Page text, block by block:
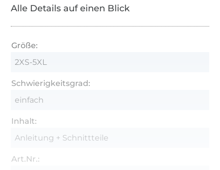
Alle Details auf einen Blick
Größe:
2XS-5XL
Schwierigkeitsgrad:
einfach
Inhalt:
Anleitung + Schnittteile
Art.Nr.: